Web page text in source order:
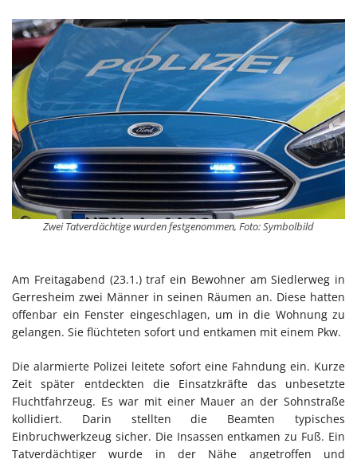
Zwei Tatverdächtige wurden festgenommen, Foto: Symbolbild
Am Freitagabend (23.1.) traf ein Bewohner am Siedlerweg in
Gerresheim zwei Männer in seinen Räumen an. Diese hatten
offenbar ein Fenster eingeschlagen, um in die Wohnung zu
gelangen. Sie flüchteten sofort und entkamen mit einem Pkw.
Die alarmierte Polizei leitete sofort eine Fahndung ein. Kurze
Zeit später entdeckten die Einsatzkräfte das unbesetzte
Fluchtfahrzeug. Es war mit einer Mauer an der Sohnstraße
kollidiert. Darin stellten die Beamten typisches
Einbruchwerkzeug sicher. Die Insassen entkamen zu Fuß. Ein
Tatverdächtiger wurde in der Nähe angetroffen und